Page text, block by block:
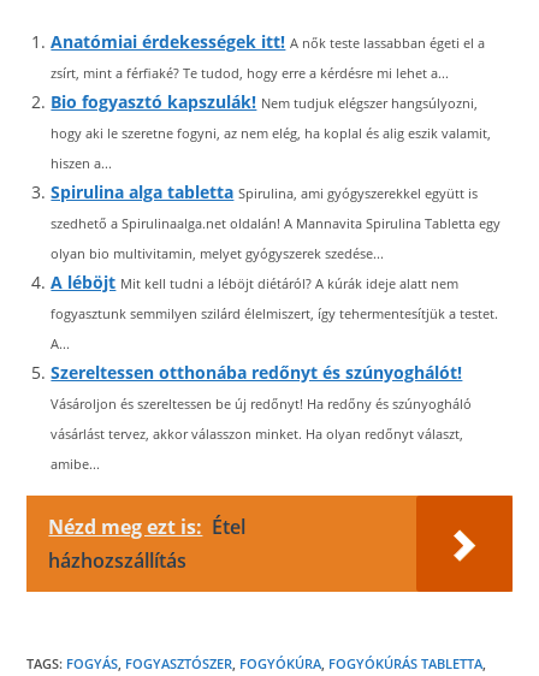
Anatómiai érdekességek itt! A nők teste lassabban égeti el a
zsírt, mint a férfiaké? Te tudod, hogy erre a kérdésre mi lehet a...
Bio fogyasztó kapszulák! Nem tudjuk elégszer hangsúlyozni,
hogy aki le szeretne fogyni, az nem elég, ha koplal és alig eszik valamit,
hiszen a...
Spirulina alga tabletta Spirulina, ami gyógyszerekkel együtt is
szedhető a Spirulinaalga.net oldalán! A Mannavita Spirulina Tabletta egy
olyan bio multivitamin, melyet gyógyszerek szedése...
A léböjt Mit kell tudni a léböjt diétáról? A kúrák ideje alatt nem
fogyasztunk semmilyen szilárd élelmiszert, így tehermentesítjük a testet.
A...
Szereltessen otthonába redőnyt és szúnyoghálót!
Vásároljon és szereltessen be új redőnyt! Ha redőny és szúnyogháló
vásárlást tervez, akkor válasszon minket. Ha olyan redőnyt választ,
amibe...
Nézd meg ezt is: Étel
házhozszállítás
TAGS: FOGYÁS, FOGYASZTÓSZER, FOGYÓKÚRA, FOGYÓKÚRÁS TABLETTA,